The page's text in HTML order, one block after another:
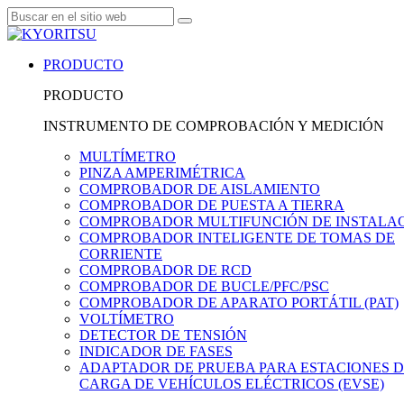
PRODUCTO
PRODUCTO
INSTRUMENTO DE COMPROBACIÓN Y MEDICIÓN
MULTÍMETRO
PINZA AMPERIMÉTRICA
COMPROBADOR DE AISLAMIENTO
COMPROBADOR DE PUESTA A TIERRA
COMPROBADOR MULTIFUNCIÓN DE
COMPROBADOR INTELIGENTE DE TOMAS DE
CORRIENTE
COMPROBADOR DE RCD
COMPROBADOR DE BUCLE/PFC/PSC
COMPROBADOR DE APARATO PORTÁTIL (PAT)
VOLTÍMETRO
DETECTOR DE TENSIÓN
INDICADOR DE FASES
ADAPTADOR DE PRUEBA PARA ESTACIONES
CARGA DE VEHÍCULOS ELÉCTRICOS (EVSE)